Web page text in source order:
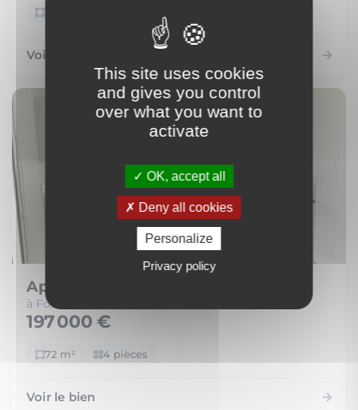
166 m²
Voir le bien
Appartement
à Fort-de-France (97200)
197 000 €
72 m² 4 pièces
Voir le bien
This site uses cookies
and gives you control
over what you want to
activate
OK, accept all
Deny all cookies
Personalize
Privacy policy